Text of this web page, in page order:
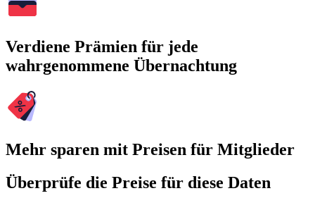
Verdiene Prämien für jede
wahrgenommene Übernachtung
Mehr sparen mit Preisen für Mitglieder
Überprüfe die Preise für diese Daten